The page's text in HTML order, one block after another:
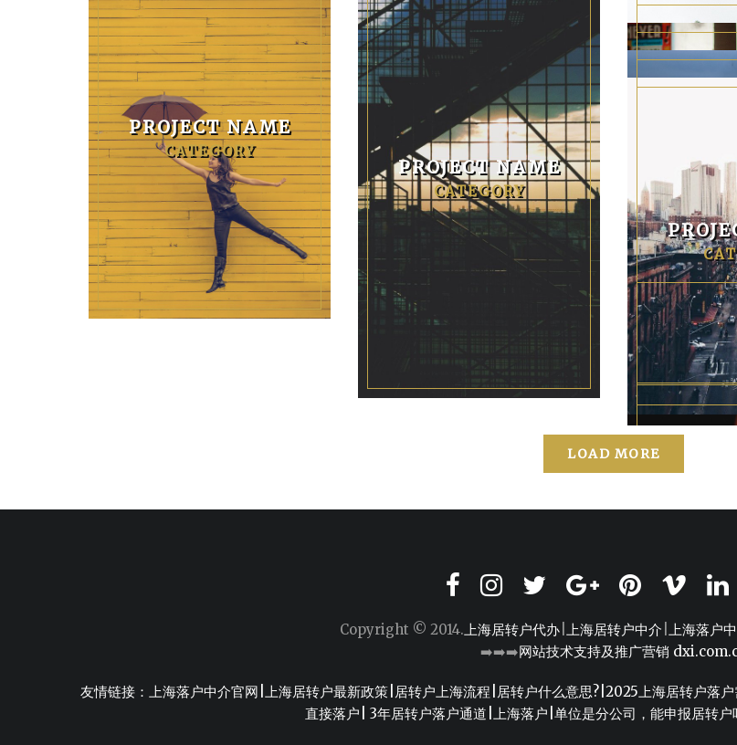
PROJECT NAME
CATEGORY
PROJECT NAME
CATEGORY
LOAD MORE
Copyright © 2014.上海居转户代办| 上海居转户中介 上海落户
➡️➡️➡️网站技术支持及推广营销
友情链接： 上海落户中介官网 上海居转户最新政策| 居转户上海流程 居转户什么意思?| 2025上海居转户落
直接落户
3年居转户落户通道 上海落户 单位是分公司，能申报居转户